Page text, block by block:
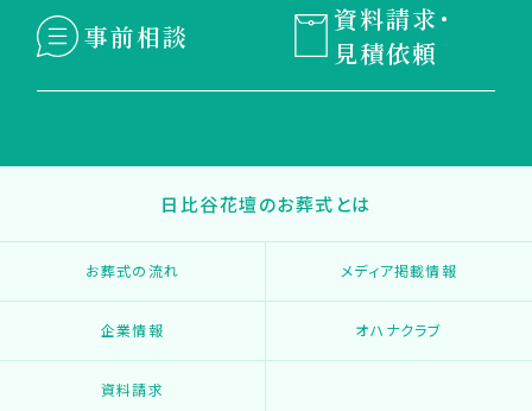
事前相談
資料請求・
見積依頼
日比谷花壇のお葬式とは
お葬式の流れ メディア掲載情報
企業情報 オハナクラブ
資料請求